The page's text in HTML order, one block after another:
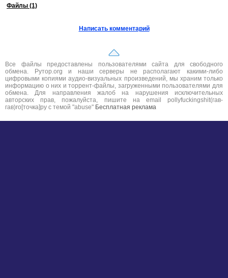
Файлы (1)
Написать комментарий
Все файлы предоставлены пользователями сайта для свободного
обмена. Рутор.org и наши серверы не располагают какими-либо
цифровыми копиями аудио-визуальных произведений, мы храним только
информацию о них и торрент-файлы, загруженными пользователями для
обмена. Для направления жалоб на нарушения исключительных
авторских прав, пожалуйста, пишите на email pollyfuckingshit(гав-
гав)ro[точка]ру с темой "abuse" Бесплатная реклама